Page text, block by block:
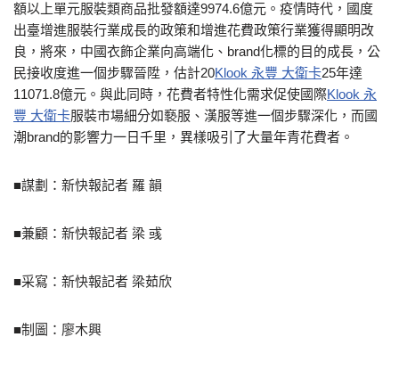
額以上單元服裝類商品批發額達9974.6億元。疫情時代，國度
出臺增進服裝行業成長的政策和增進花費政策行業獲得顯明改
良，將來，中國衣飾企業向高端化、brand化標的目的成長，公
民接收度進一個步驟晉陞，估計20Klook 永豐 大衛卡25年達
11071.8億元。與此同時，花費者特性化需求促使國際Klook 永
豐 大衛卡服裝市場細分如褻服、漢服等進一個步驟深化，而國
潮brand的影響力一日千里，異樣吸引了大量年青花費者。
■謀劃：新快報記者 羅 韻
■兼顧：新快報記者 梁 彧
■采寫：新快報記者 梁茹欣
■制圖：廖木興